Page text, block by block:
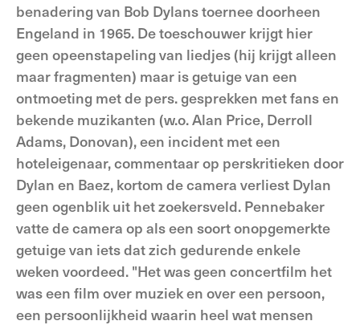
benadering van Bob Dylans toernee doorheen
Engeland in 1965. De toeschouwer krijgt hier
geen opeenstapeling van liedjes (hij krijgt alleen
maar fragmenten) maar is getuige van een
ontmoeting met de pers. gesprekken met fans en
bekende muzikanten (w.o. Alan Price, Derroll
Adams, Donovan), een incident met een
hoteleigenaar, commentaar op perskritieken door
Dylan en Baez, kortom de camera verliest Dylan
geen ogenblik uit het zoekersveld. Pennebaker
vatte de camera op als een soort onopgemerkte
getuige van iets dat zich gedurende enkele
weken voordeed. "Het was geen concertfilm het
was een film over muziek en over een persoon,
een persoonlijkheid waarin heel wat mensen